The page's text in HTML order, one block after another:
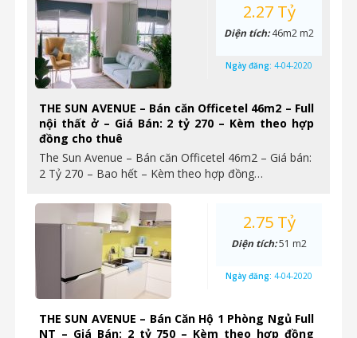
THE SUN AVENUE – Bán căn Officetel 46m2 – Full
nội thất ở – Giá Bán: 2 tỷ 270 – Kèm theo hợp
đồng cho thuê
The Sun Avenue – Bán căn Officetel 46m2 – Giá bán:
2 Tỷ 270 – Bao hết – Kèm theo hợp đồng…
2.27 Tỷ
Diện tích:46m2 m2
Ngày đăng: 4-04-2020
THE SUN AVENUE – Bán Căn Hộ 1 Phòng Ngủ Full
NT – Giá Bán: 2 tỷ 750 – Kèm theo hợp đồng
2.75 Tỷ
Diện tích:51 m2
Ngày đăng: 4-04-2020